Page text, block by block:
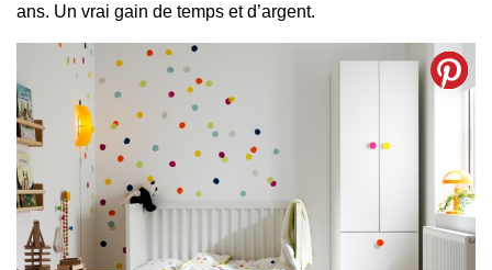
ans. Un vrai gain de temps et d’argent.